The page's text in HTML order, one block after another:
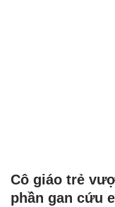
Cô giáo trẻ
phần gan cứu